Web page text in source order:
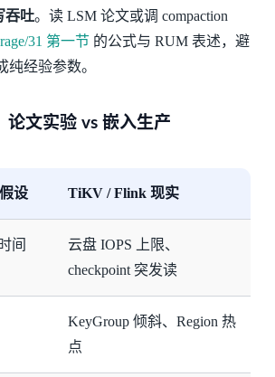
吞吐。读 LSM 论文或调 compaction
31 第一节 的公式与 RUM 表述，避
纯经验参数。
论文实验 vs 嵌入生产
设 TiKV / Flink 现实
间
云盘 IOPS 上限、
checkpoint 突发读
KeyGroup 倾斜、Region 热
点